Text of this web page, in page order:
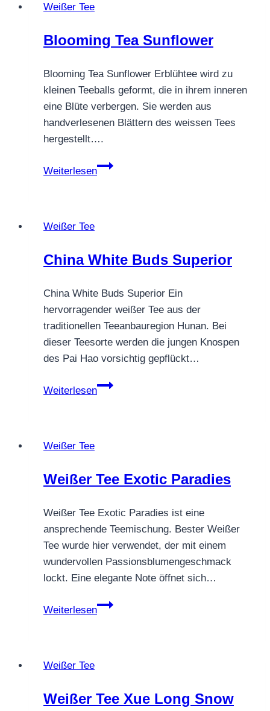
Weißer Tee
Blooming Tea Sunflower
Blooming Tea Sunflower Erblühtee wird zu
kleinen Teeballs geformt, die in ihrem inneren
eine Blüte verbergen. Sie werden aus
handverlesenen Blättern des weissen Tees
hergestellt….
Weiterlesen
Blooming
Weißer Tee
China White Buds Superior
China White Buds Superior Ein
hervorragender weißer Tee aus der
traditionellen Teeanbauregion Hunan. Bei
dieser Teesorte werden die jungen Knospen
des Pai Hao vorsichtig gepflückt…
Weiterlesen
China
Weißer Tee
Weißer Tee Exotic Paradies
Weißer Tee Exotic Paradies ist eine
ansprechende Teemischung. Bester Weißer
Tee wurde hier verwendet, der mit einem
wundervollen Passionsblumengeschmack
lockt. Eine elegante Note öffnet sich…
Weiterlesen
Weißer
Weißer Tee
Weißer Tee Xue Long Snow